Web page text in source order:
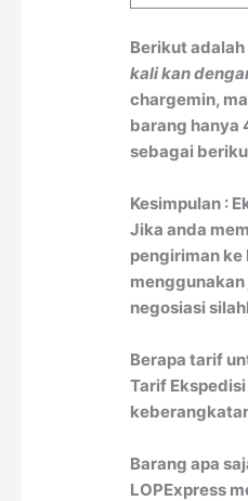
Berikut
kali kan
chargemin,
barang hanya
sebagai
Kesimpulan :
Jika anda
pengiriman
negosiasi
Berapa tarif
Tarif
Barang apa
LOPExpress